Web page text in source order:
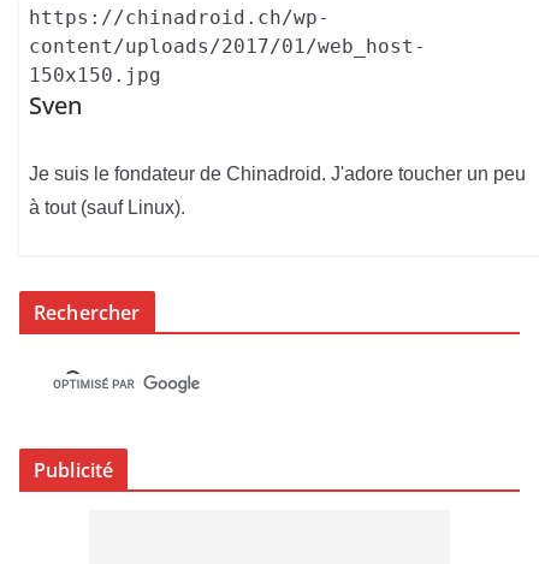
https://chinadroid.ch/wp-
content/uploads/2017/01/web_host-
150x150.jpg
Sven
Je suis le fondateur de Chinadroid. J'adore toucher un peu
à tout (sauf Linux).
Rechercher
Publicité